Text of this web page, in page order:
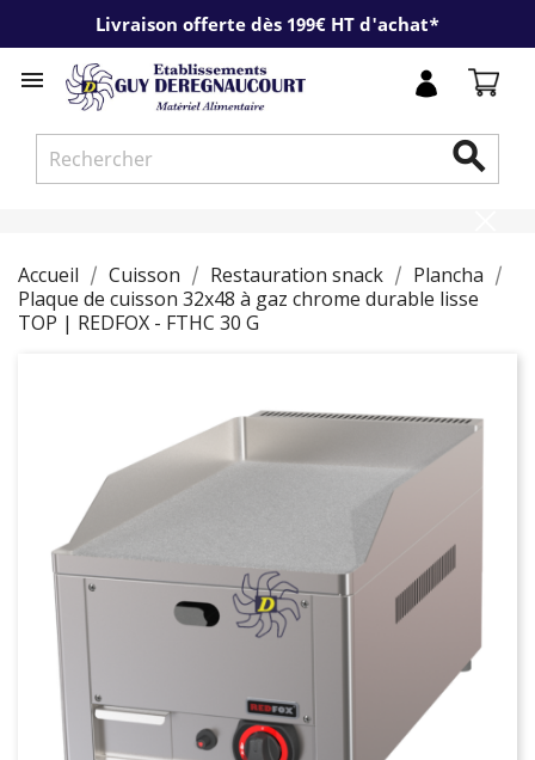
Livraison offerte dès 199€ HT d'achat*


Accueil Cuisson Restauration snack
Plancha
Plaque de cuisson 32x48 à gaz chrome durable lisse
TOP | REDFOX - FTHC 30 G